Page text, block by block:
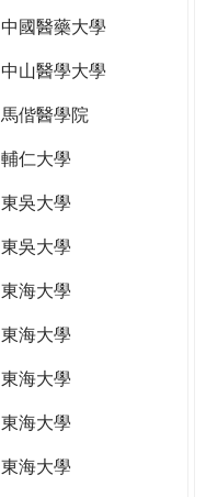
中國醫藥大學
中山醫學大學
馬偕醫學院
輔仁大學
東吳大學
東吳大學
東海大學
東海大學
東海大學
東海大學
東海大學